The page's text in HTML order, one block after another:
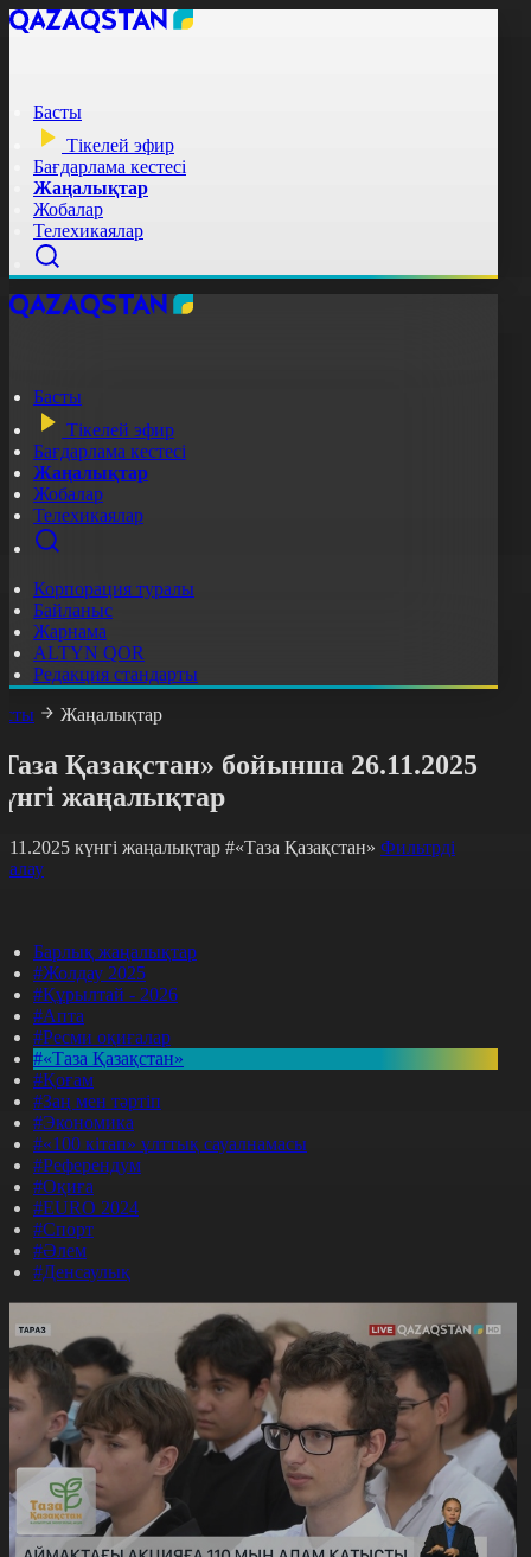
Басты
Тікелей эфир
Бағдарлама кестесі
Жаңалықтар
Жобалар
Телехикаялар
Басты
Тікелей эфир
Бағдарлама кестесі
Жаңалықтар
Жобалар
Телехикаялар
Корпорация туралы
Байланыс
Жарнама
ALTYN QOR
Редакция стандарты
Жаңалықтар
Қазақстан» бойынша 26.11.2025
жаңалықтар
күнгі жаңалықтар #«Таза Қазақстан» Фильтрді
Барлық жаңалықтар
#Жолдау 2025
#Құрылтай - 2026
#Апта
#Ресми оқиғалар
#«Таза Қазақстан»
#Қоғам
#Заң мен тәртіп
#Экономика
#«100 кітап» ұлттық сауалнамасы
#Референдум
#Оқиға
#EURO 2024
#Спорт
#Әлем
#Денсаулық